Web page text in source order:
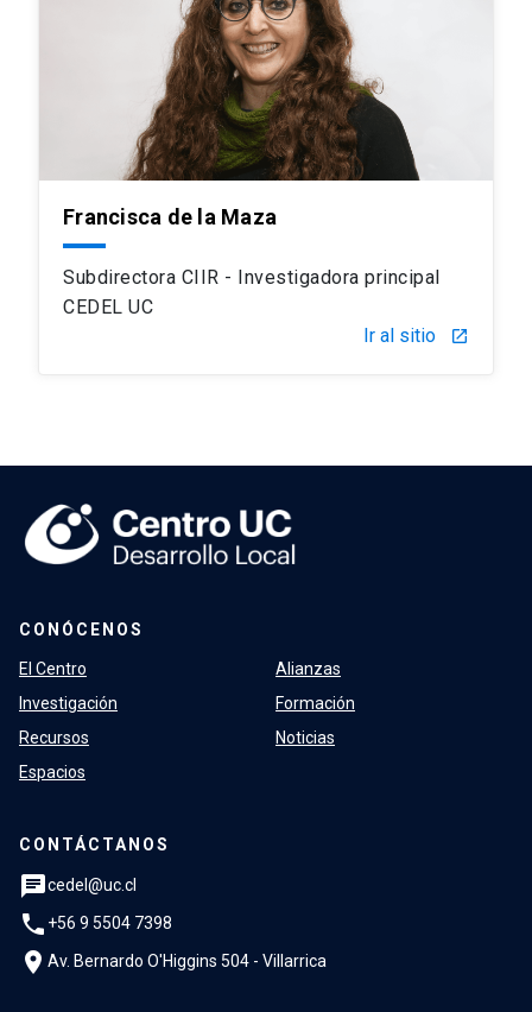
Francisca de la Maza
Subdirectora CIIR - Investigadora principal
CEDEL UC
Ir al sitio
launch
CONÓCENOS
El Centro
Investigación
Recursos
Espacios
Alianzas
Formación
Noticias
CONTÁCTANOS
chatcedel@uc.cl
phone +56 9 5504 7398
location_on Av. Bernardo O'Higgins 504 - Villarrica